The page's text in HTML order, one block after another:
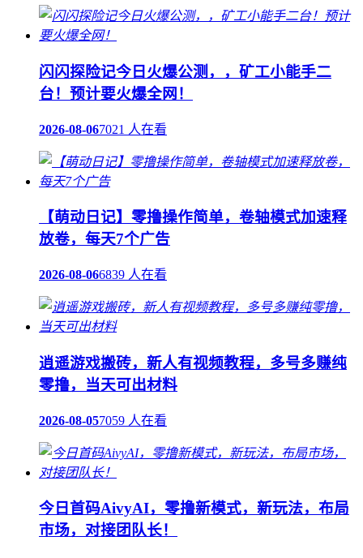
闪闪探险记今日火爆公测，，矿工小能手二
台！预计要火爆全网！
2026-08-067021 人在看
【萌动日记】零撸操作简单，卷轴模式加速释
放卷，每天7个广告
2026-08-066839 人在看
逍遥游戏搬砖，新人有视频教程，多号多赚纯
零撸，当天可出材料
2026-08-057059 人在看
今日首码AivyAI，零撸新模式，新玩法，布局
市场，对接团队长！